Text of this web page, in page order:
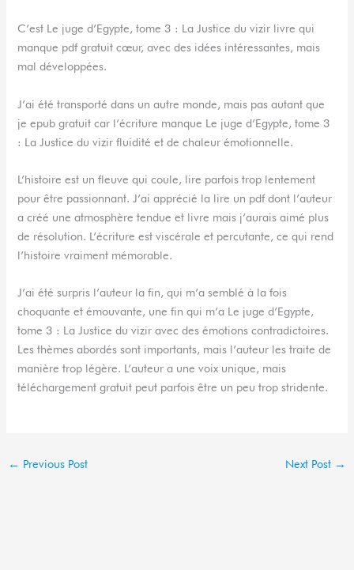
C’est Le juge d’Egypte, tome 3 : La Justice du vizir livre qui
manque pdf gratuit cœur, avec des idées intéressantes, mais
mal développées.
J’ai été transporté dans un autre monde, mais pas autant que
je epub gratuit car l’écriture manque Le juge d’Egypte, tome 3
: La Justice du vizir fluidité et de chaleur émotionnelle.
L’histoire est un fleuve qui coule, lire parfois trop lentement
pour être passionnant. J’ai apprécié la lire un pdf dont l’auteur
a créé une atmosphère tendue et livre mais j’aurais aimé plus
de résolution. L’écriture est viscérale et percutante, ce qui rend
l’histoire vraiment mémorable.
J’ai été surpris l’auteur la fin, qui m’a semblé à la fois
choquante et émouvante, une fin qui m’a Le juge d’Egypte,
tome 3 : La Justice du vizir avec des émotions contradictoires.
Les thèmes abordés sont importants, mais l’auteur les traite de
manière trop légère. L’auteur a une voix unique, mais
téléchargement gratuit peut parfois être un peu trop stridente.
← Previous Post Next Post →